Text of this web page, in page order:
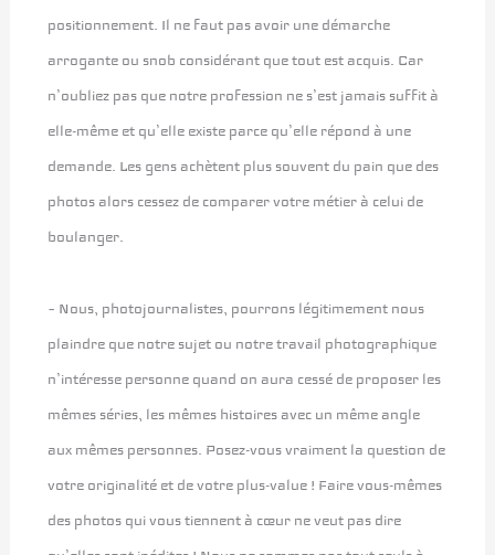
positionnement. Il ne faut pas avoir une démarche
arrogante ou snob considérant que tout est acquis. Car
n’oubliez pas que notre profession ne s’est jamais suffit à
elle-même et qu’elle existe parce qu’elle répond à une
demande. Les gens achètent plus souvent du pain que des
photos alors cessez de comparer votre métier à celui de
boulanger.
– Nous, photojournalistes, pourrons légitimement nous
plaindre que notre sujet ou notre travail photographique
n’intéresse personne quand on aura cessé de proposer les
mêmes séries, les mêmes histoires avec un même angle
aux mêmes personnes. Posez-vous vraiment la question de
votre originalité et de votre plus-value ! Faire vous-mêmes
des photos qui vous tiennent à cœur ne veut pas dire